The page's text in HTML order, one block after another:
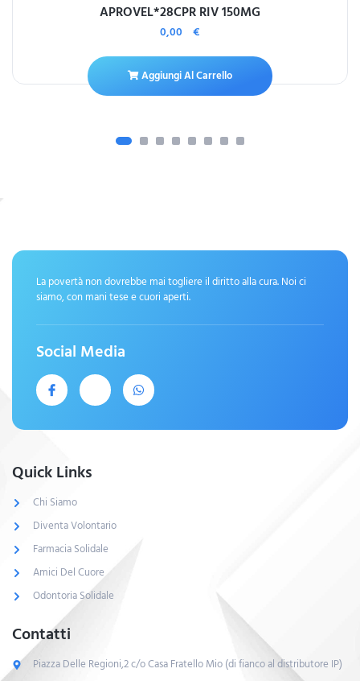
APROVEL*28CPR RIV 150MG
0,00 €
Aggiungi Al Carrello
La povertà non dovrebbe mai togliere il diritto alla cura. Noi ci
siamo, con mani tese e cuori aperti.
Social Media
Quick Links
Chi Siamo
Diventa Volontario
Farmacia Solidale
Amici Del Cuore
Odontoria Solidale
Contatti
Piazza Delle Regioni,2 c/o Casa Fratello Mio (di fianco al distributore IP)